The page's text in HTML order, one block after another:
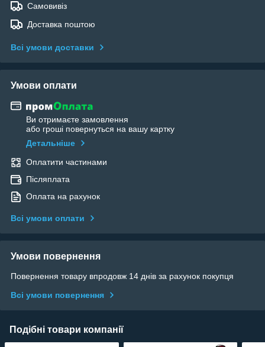
Самовивіз
Доставка поштою
Всі умови доставки
Умови оплати
Ви отримаєте замовлення
або гроші повернуться на вашу картку
Детальніше
Оплатити частинами
Післяплата
Оплата на рахунок
Всі умови оплати
Умови повернення
Повернення товару впродовж 14 днів за рахунок покупця
Всі умови повернення
Подібні товари компанії